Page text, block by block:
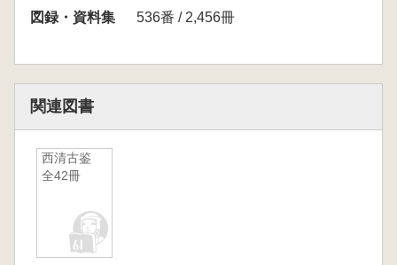
书底本清晰、细致,分上下两卷进行编排,以精装
大16开的形式呈现,并且编制了目录,方便检索。
図録・資料集
536番 / 2,456冊
関連図書
西清古鉴
全42冊